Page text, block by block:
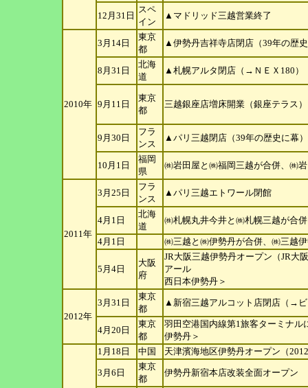
12月31日
スペ
イン
▲マドリッド三越営業終了
2010年
3月14日
東京
都
▲伊勢丹吉祥寺店閉店（39年の歴
8月31日
北海
道
▲札幌アルタ閉店（→ＮＥＸ180）
9月11日
東京
都
三越銀座店増床開業（銀座テラス）
9月30日
フラ
ンス
▲パリ三越閉店（39年の歴史に幕）
10月1日
福岡
県
㈱岩田屋と㈱福岡三越が合併、㈱
2011年
3月25日
フラ
ンス
▲パリ三越エトワール閉館
4月1日
北海
道
㈱札幌丸井今井と㈱札幌三越が合
4月1日 ㈱三越と㈱伊勢丹が合併、㈱三越
5月4日
大阪
府
JR大阪三越伊勢丹オープン（JR大
アール
西日本伊勢丹＞
2012年
3月31日
東京
都
▲新宿三越アルコット店閉店（→
4月20日
東京
都
羽田空港国内線第1旅客ターミナ
伊勢丹＞
1月18日 中国 天津濱海地区伊勢丹オープン（
3月6日
東京
都
伊勢丹新宿本店改装全面オープン